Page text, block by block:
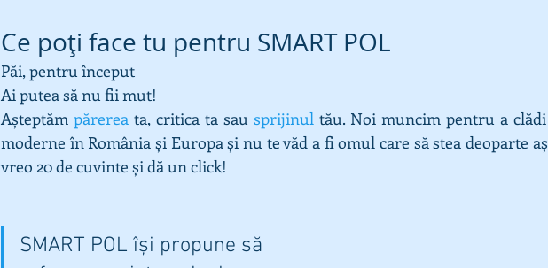
Ce poți face tu pentru SMART POL
Păi, pentru început
Ai putea să nu fii mut!
Așteptăm părerea ta, critica ta sau sprijinul tău. Noi muncim pentru a
moderne în România și Europa și nu te văd a fi omul care să stea deoparte
vreo 20 de cuvinte și dă un click!
SMART POL își propune să